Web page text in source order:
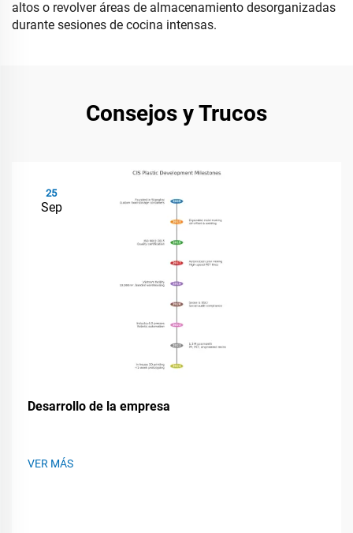
altos o revolver áreas de almacenamiento desorganizadas
durante sesiones de cocina intensas.
Consejos y Trucos
25
Sep
Desarrollo de la empresa
VER MÁS